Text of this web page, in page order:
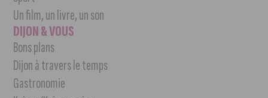
Un film, un livre, un son
DIJON & VOUS
Bons plans
Dijon à travers le temps
Gastronomie